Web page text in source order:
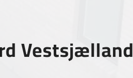
Vestsjælland